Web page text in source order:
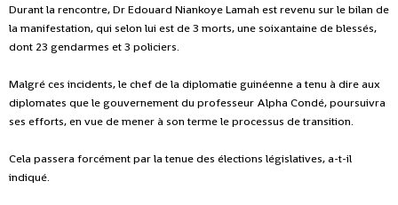
Durant la rencontre, Dr Edouard Niankoye Lamah est revenu sur le bilan de
la manifestation, qui selon lui est de 3 morts, une soixantaine de blessés,
dont 23 gendarmes et 3 policiers.
Malgré ces incidents, le chef de la diplomatie guinéenne a tenu à dire aux
diplomates que le gouvernement du professeur Alpha Condé, poursuivra
ses efforts, en vue de mener à son terme le processus de transition.
Cela passera forcément par la tenue des élections législatives, a-t-il
indiqué.